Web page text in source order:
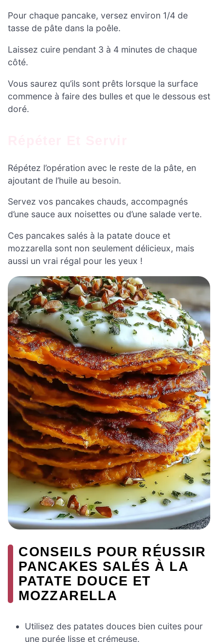
Pour chaque pancake, versez environ 1/4 de
tasse de pâte dans la poêle.
Laissez cuire pendant 3 à 4 minutes de chaque
côté.
Vous saurez qu’ils sont prêts lorsque la surface
commence à faire des bulles et que le dessous est
doré.
Répétez l’opération avec le reste de la pâte, en
ajoutant de l’huile au besoin.
Servez vos pancakes chauds, accompagnés
d’une sauce aux noisettes ou d’une salade verte.
Ces pancakes salés à la patate douce et
mozzarella sont non seulement délicieux, mais
aussi un vrai régal pour les yeux !
CONSEILS POUR RÉUSSIR
PANCAKES SALÉS À LA
PATATE DOUCE ET
MOZZARELLA
Utilisez des patates douces bien cuites pour
une purée lisse et crémeuse.